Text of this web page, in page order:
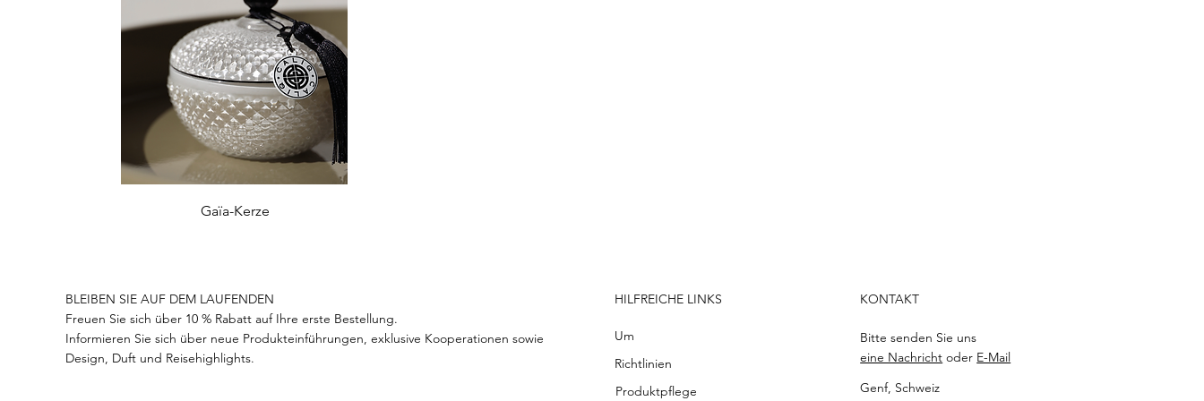
Schnellansicht
Gaïa-Kerze
BLEIBEN SIE AUF DEM LAUFENDEN
Freuen Sie sich über 10 % Rabatt auf Ihre erste Bestellung.
Informieren Sie sich über neue Produkteinführungen, exklusive Kooperationen sowie
Design, Duft und Reisehighlights.
HILFREICHE LINKS
Um
Richtlinien
Produktpflege
KONTAKT
Bitte senden Sie uns
eine Nachricht oder E-Mail
Genf, Schweiz